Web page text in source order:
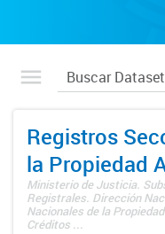
Registros
la Propiedad
Ministerio de Justicia.
Registrales. Dirección
Nacionales de la
Créditos ...